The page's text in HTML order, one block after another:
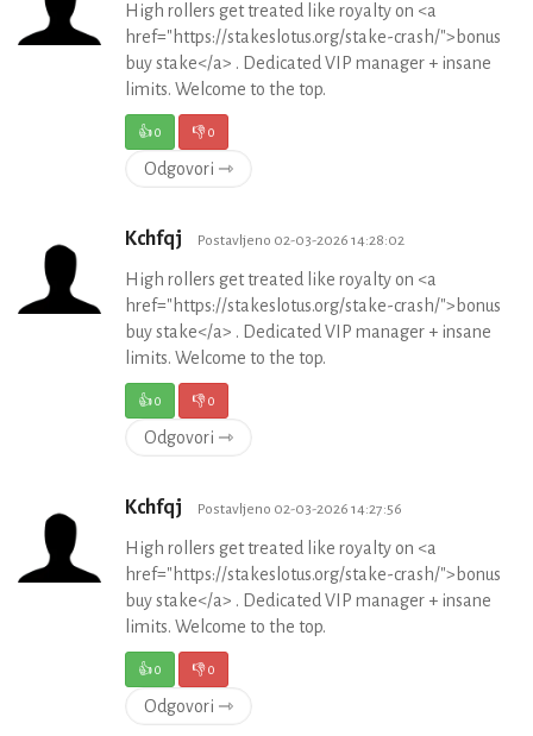
High rollers get treated like royalty on <a
href="https://stakeslotus.org/stake-crash/">bonus
buy stake</a> . Dedicated VIP manager + insane
limits. Welcome to the top.
👍0 👎0
Odgovori ⇾
Kchfqj Postavljeno 02-03-2026 14:28:02
High rollers get treated like royalty on <a
href="https://stakeslotus.org/stake-crash/">bonus
buy stake</a> . Dedicated VIP manager + insane
limits. Welcome to the top.
👍0 👎0
Odgovori ⇾
Kchfqj Postavljeno 02-03-2026 14:27:56
High rollers get treated like royalty on <a
href="https://stakeslotus.org/stake-crash/">bonus
buy stake</a> . Dedicated VIP manager + insane
limits. Welcome to the top.
👍0 👎0
Odgovori ⇾